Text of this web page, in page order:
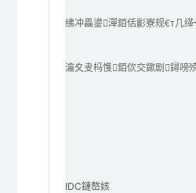
绋冲畾鍙潬銆佸彲寮规€т几
瀹夊叏杩愯銆佽交鏉剧鐞嗙
IDC鏈嶅姟